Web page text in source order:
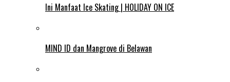
Ini Manfaat Ice Skating | HOLIDAY ON ICE
MIND ID dan Mangrove di Belawan